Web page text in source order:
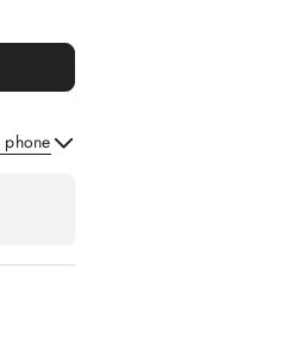
phone